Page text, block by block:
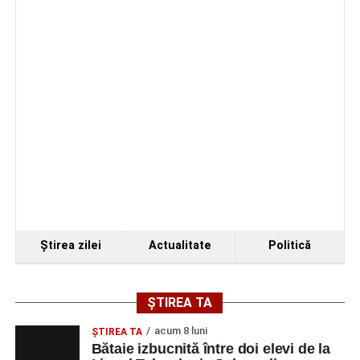
Ştirea zilei Actualitate Politică
ȘTIREA TA
ŞTIREA TA acum 8 luni
Bătaie izbucnită între doi elevi de la